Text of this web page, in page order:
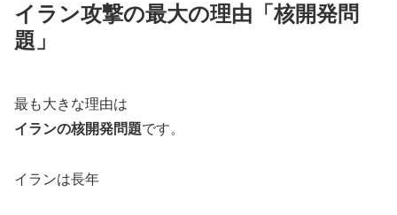
イラン攻撃の最大の理由「核開発問
題」
最も大きな理由は
イランの核開発問題です。
イランは長年